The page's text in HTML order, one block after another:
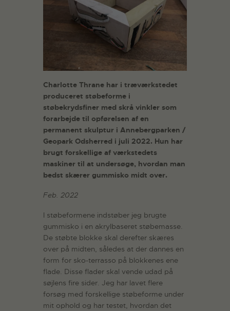
Charlotte Thrane har i træværkstedet
produceret støbeforme i
støbekrydsfiner med skrå vinkler som
forarbejde til opførelsen af en
permanent skulptur i Annebergparken /
Geopark Odsherred i juli 2022. Hun har
brugt forskellige af værkstedets
maskiner til at undersøge, hvordan man
bedst skærer gummisko midt over.
Feb. 2022
I støbeformene indstøber jeg brugte
gummisko i en akrylbaseret støbemasse.
De støbte blokke skal derefter skæres
over på midten, således at der dannes en
form for sko-terrasso på blokkenes ene
flade. Disse flader skal vende udad på
søjlens fire sider. Jeg har lavet flere
forsøg med forskellige støbeforme under
mit ophold og har testet, hvordan det